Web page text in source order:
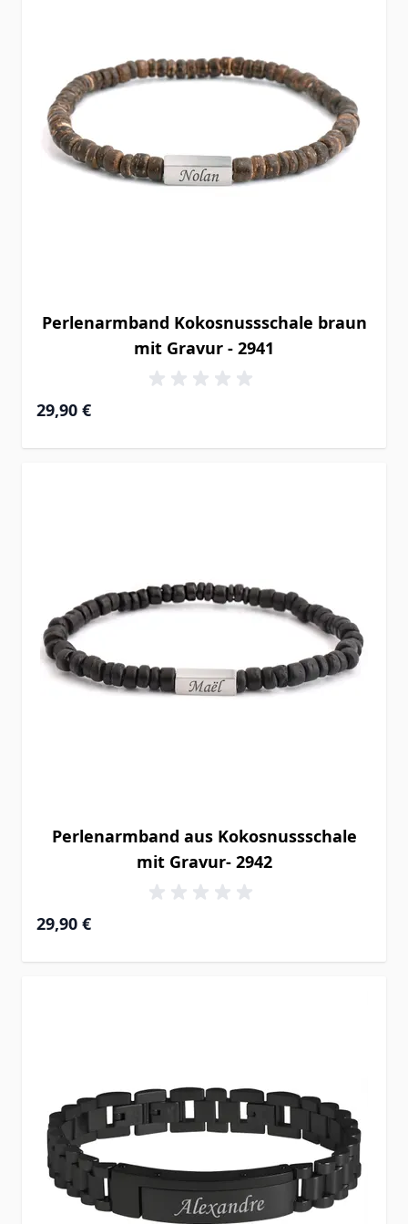
Perlenarmband Kokosnussschale braun
mit Gravur - 2941
29,90 €
Perlenarmband aus Kokosnussschale
mit Gravur- 2942
29,90 €